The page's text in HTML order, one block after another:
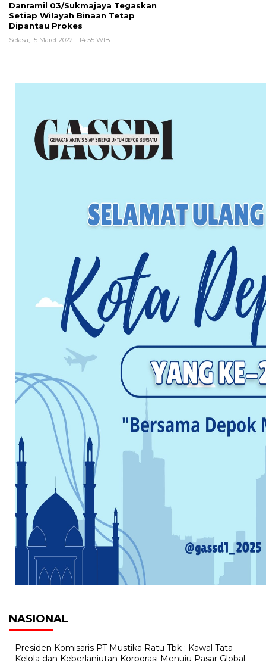
Danramil 03/Sukmajaya Tegaskan
Setiap Wilayah Binaan Tetap
Dipantau Prokes
Selasa, 15 Maret 2022 - 14:55 WIB
NASIONAL
Presiden Komisaris PT Mustika Ratu Tbk : Kawal Tata
Kelola dan Keberlanjutan Korporasi Menuju Pasar Global